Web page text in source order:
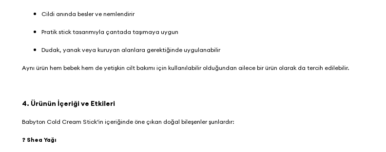
Cildi anında besler ve nemlendirir
Pratik stick tasarımıyla çantada taşımaya uygun
Dudak, yanak veya kuruyan alanlara gerektiğinde uygulanabilir
Aynı ürün hem bebek hem de yetişkin cilt bakımı için kullanılabilir olduğundan ailece bir ürün olarak da tercih edilebilir.
4. Ürünün İçeriği ve Etkileri
Babyton Cold Cream Stick’in içeriğinde öne çıkan doğal bileşenler şunlardır:
? Shea Yağı